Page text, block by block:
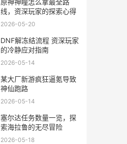
原神神瞳怎么拿最全路
线，资深玩家的探索心得
2026-05-20
DNF解冻结流程 资深玩家
的冷静应对指南
2026-05-14
某大厂新游疯狂逼氪导致
神仙跑路
2026-05-14
塞尔达任务数量一览，探
索海拉鲁的无尽冒险
2026-05-18